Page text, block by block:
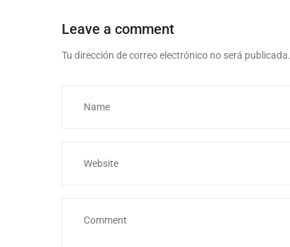
Leave a comment
Tu dirección de correo electrónico no será publicada.